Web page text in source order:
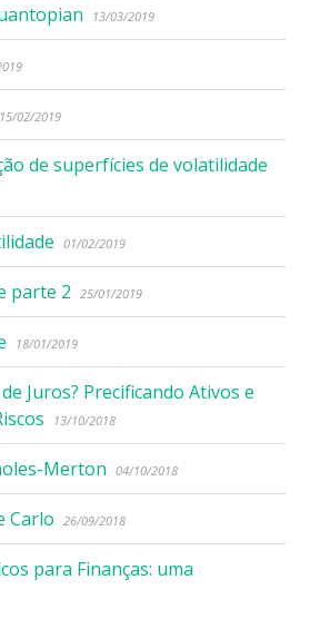
13/03/2019
15/02/2019
de superfícies de volatilidade
01/02/2019
parte 2 25/01/2019
18/01/2019
Juros? Precificando Ativos e
13/10/2018
Merton 04/10/2018
Carlo 26/09/2018
para Finanças: uma